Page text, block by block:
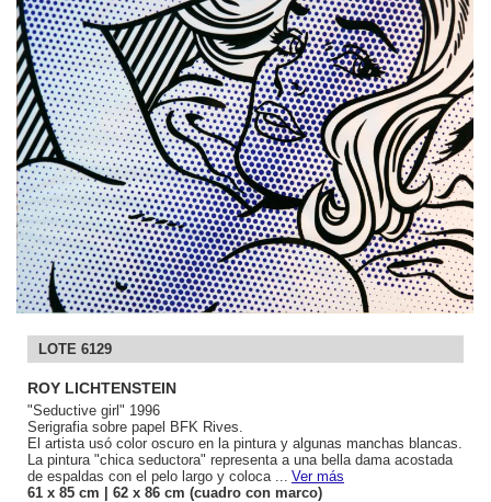
LOTE 6129
ROY LICHTENSTEIN
"Seductive girl" 1996
Serigrafia sobre papel BFK Rives.
El artista usó color oscuro en la pintura y algunas manchas blancas.
La pintura "chica seductora" representa a una bella dama acostada
de espaldas con el pelo largo y coloca ...
Ver más
61 x 85 cm | 62 x 86 cm (cuadro con marco)